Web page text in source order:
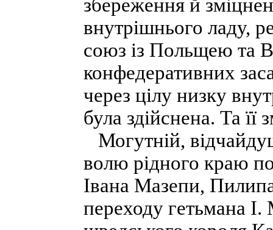
збереження й
внутрішнього ладу,
союз із Польщею та
конфедеративних
через цілу низку
була здійснена. Та її
Могутній,
волю рідного краю
Івана Мазепи,
переходу гетьмана І.